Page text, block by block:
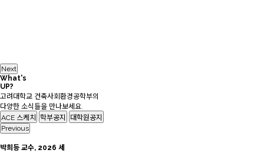
Next
What's
UP?
고려대학교 건축사회환경공학부의
다양한 소식들을 만나보세요.
ACE 스케치
학부공지
대학원공지
Previous
박희등 교수, 2026 세